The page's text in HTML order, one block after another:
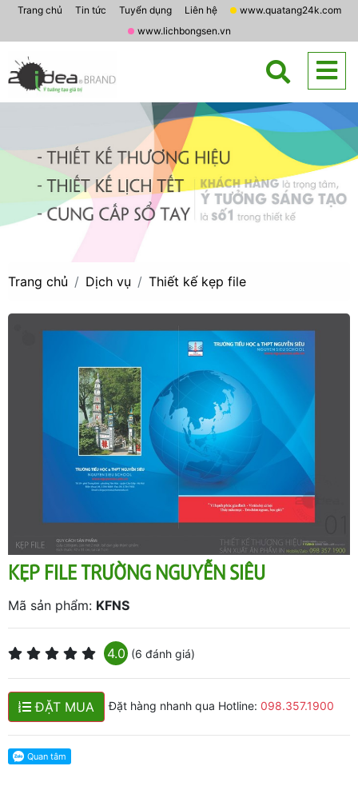
Trang chủ Tin tức Tuyển dụng Liên hệ
www.quatang24k.com
www.lichbongsen.vn
Trang chủ Dịch vụ Thiết kế kẹp file
KẸP FILE TRƯỜNG NGUYỄN SIÊU
Mã sản phẩm: KFNS
4.0 (6 đánh giá)
ĐẶT MUA Đặt hàng nhanh qua Hotline: 098.357.1900